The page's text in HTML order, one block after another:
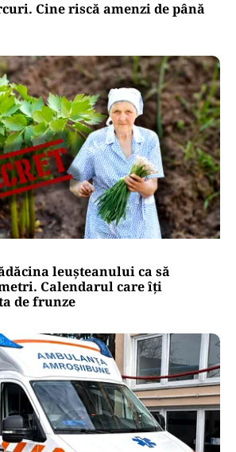
Cine riscă amenzi de până
leușteanului ca să
Calendarul care îți
de frunze